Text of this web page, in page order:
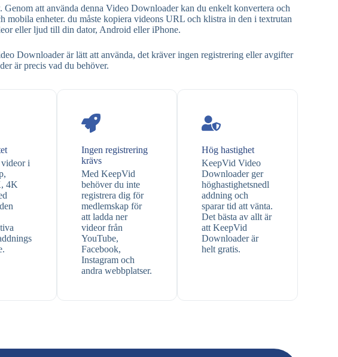
att använda denna Video Downloader kan du enkelt konvertera och
enheter. du måste kopiera videons URL och klistra in den i textrutan
eller ljud till din dator, Android eller iPhone.
Downloader är lätt att använda, det kräver ingen registrering eller avgifter
är precis vad du behöver.
i
4K
Ingen registrering
krävs
Med KeepVid
behöver du inte
registrera dig för
medlemskap för
att ladda ner
videor från
YouTube,
Facebook,
Instagram och
andra webbplatser.
Hög hastighet
KeepVid Video
Downloader ger
höghastighetsnedl
addning och
sparar tid att vänta.
Det bästa av allt är
att KeepVid
Downloader är
helt gratis.